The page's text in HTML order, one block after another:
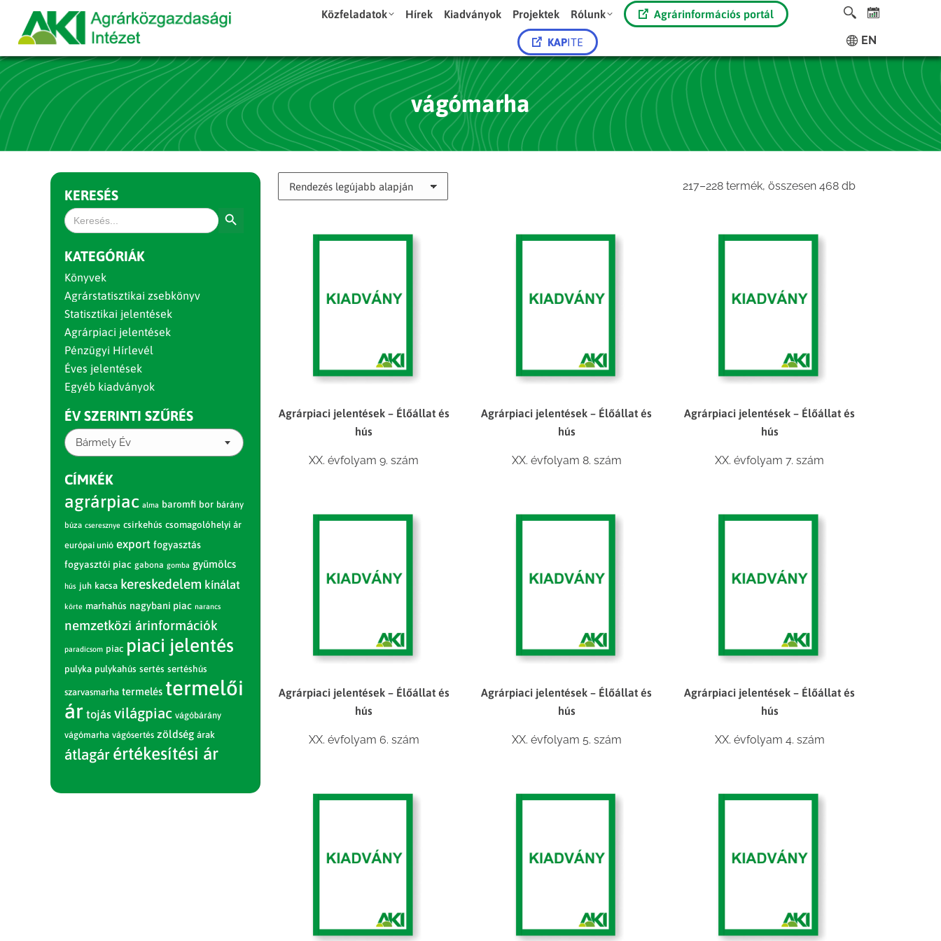
Közfeladatok Hírek Kiadványok Projektek Rólunk Agrárinformációs portál
KAPITE EN
vágómarha
217–228 termék, összesen 468 dbSorted
Agrárpiaci jelentések – Élőállat és
hús
XX. évfolyam 9. szám
Agrárpiaci jelentések – Élőállat és
hús
XX. évfolyam 8. szám
Agrárpiaci jelentések – Élőállat és
hús
XX. évfolyam 7. szám
Agrárpiaci jelentések – Élőállat és
hús
XX. évfolyam 6. szám
Agrárpiaci jelentések – Élőállat és
hús
XX. évfolyam 5. szám
Agrárpiaci jelentések – Élőállat és
hús
XX. évfolyam 4. szám
KERESÉS
Search
for:
KATEGÓRIÁK
Könyvek
Agrárstatisztikai zsebkönyv
Statisztikai jelentések
Agrárpiaci jelentések
Pénzügyi Hírlevél
Éves jelentések
Egyéb kiadványok
ÉV SZERINTI SZŰRÉS
Bármely Év
CÍMKÉK
agrárpiac alma baromfi bor bárány
búza cseresznye csirkehús csomagolóhelyi ár
európai unió export fogyasztás
fogyasztói piac gabona gomba gyümölcs
hús juh kacsa kereskedelem kínálat
körte marhahús nagybani piac narancs
nemzetközi árinformációk
paradicsom piac piaci jelentés
pulyka pulykahús sertés sertéshús
szarvasmarha termelés termelői
ár tojás világpiac vágóbárány
vágómarha vágósertés zöldség árak
átlagár értékesítési ár